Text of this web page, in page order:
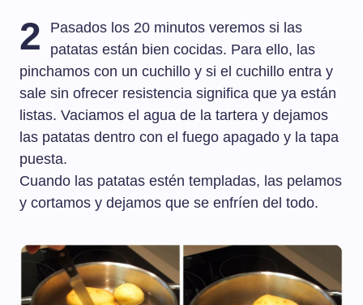
2
Pasados los 20 minutos veremos si las
patatas están bien cocidas. Para ello, las
pinchamos con un cuchillo y si el cuchillo entra y
sale sin ofrecer resistencia significa que ya están
listas. Vaciamos el agua de la tartera y dejamos
las patatas dentro con el fuego apagado y la tapa
puesta.
Cuando las patatas estén templadas, las pelamos
y cortamos y dejamos que se enfríen del todo.